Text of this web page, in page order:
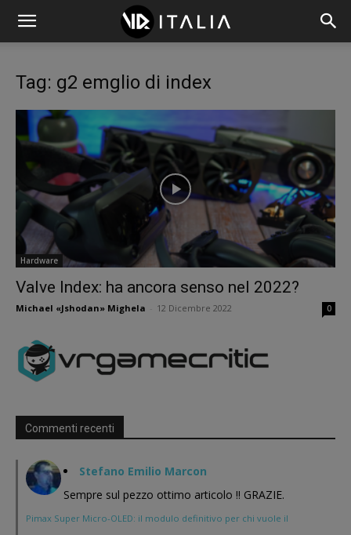
Tag: g2 emglio di index
Hardware
Valve Index: ha ancora senso nel 2022?
Michael «Jshodan» Mighela 12 Dicembre 2022 0
Commenti recenti
Stefano Emilio Marcon
Sempre sul pezzo ottimo articolo !! GRAZIE.
Pimax Super Micro-OLED: il modulo definitivo per chi vuole il